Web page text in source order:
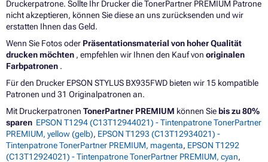
Druckerpatrone. Sollte Ihr Drucker die TonerPartner PREMIUM Patrone
nicht akzeptieren, können Sie diese an uns zurücksenden und wir
erstatten Ihnen das Geld.
Wenn Sie Fotos oder Präsentationsmaterial von hoher Qualität
drucken möchten , empfehlen wir Ihnen den Kauf von originalen
Farbpatronen .
Für den Drucker EPSON STYLUS BX935FWD bieten wir 15 kompatible
Patronen und 31 Originalpatronen an.
Mit Druckerpatronen TonerPartner PREMIUM können Sie bis zu 80%
sparen EPSON T1294 (C13T12944021) - Tintenpatrone TonerPartner
PREMIUM, yellow (gelb), EPSON T1293 (C13T12934021) -
Tintenpatrone TonerPartner PREMIUM, magenta, EPSON T1292
(C13T12924021) - Tintenpatrone TonerPartner PREMIUM, cyan,